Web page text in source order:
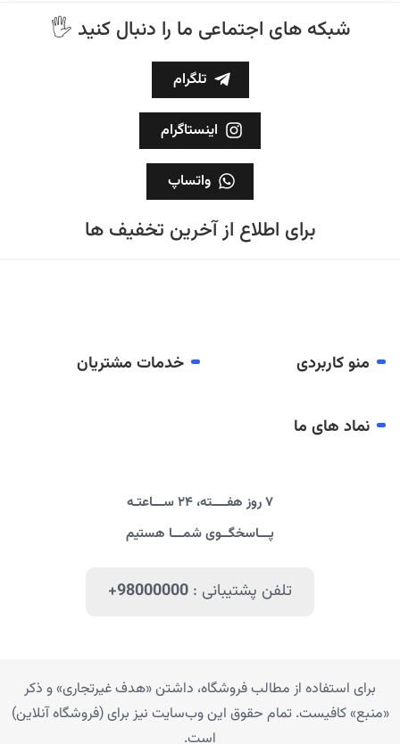
🖐 شبکه های اجتماعی ما را دنبال کنید
تلگرام
اینستاگرام
واتساپ
برای اطلاع از آخرین تخفیف ها
منو کاربردی خدمات مشتریان
نماد های ما
۷ روز هفــــته، ۲۴ ســـاعتـه
پـــاسخگــوی شمـــا هستیم
تلفن پشتیبانی :+98000000
برای استفاده از مطالب فروشگاه، داشتن «هدف غیرتجاری» و ذکر
«منبع» کافیست. تمام حقوق اين وب‌سايت نیز برای (فروشگاه آنلاین)
است.